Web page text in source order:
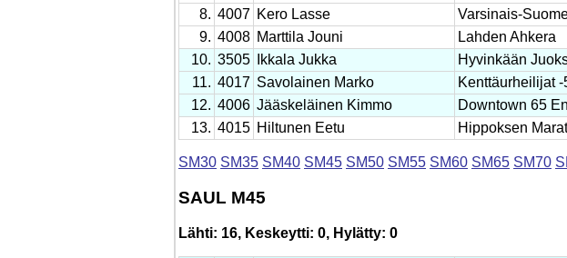
8. 4007 Kero Lasse Varsinais-
9. 4008 Marttila Jouni Lahden Ahkera
10. 3505 Ikkala Jukka Hyvinkään
11. 4017 Savolainen Marko Kenttäurheilijat -
12. 4006 Jääskeläinen Kimmo Downtown 65
13. 4015 Hiltunen Eetu Hippoksen
SM30 SM35 SM40 SM45 SM50 SM55 SM60 SM65 SM70
SAUL M45
Lähti: 16, Keskeytti: 0, Hylätty: 0